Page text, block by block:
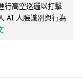
行高空巡邏以打擊
AI 人臉識別與行為